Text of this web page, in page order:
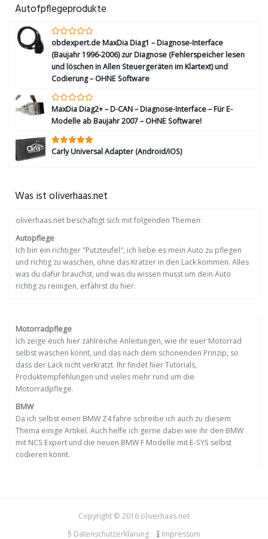
Autofpflegeprodukte
obdexpert.de MaxDia Diag1 – Diagnose-Interface
(Baujahr 1996-2006) zur Diagnose (Fehlerspeicher lesen
und löschen in Allen Steuergeräten im Klartext) und
Codierung – OHNE Software
MaxDia Diag2+ – D-CAN – Diagnose-Interface – Für E-
Modelle ab Baujahr 2007 – OHNE Software!
Carly Universal Adapter (Android/iOS)
Was ist oliverhaas.net
oliverhaas.net beschäftigt sich mit folgenden Themen:
Autopflege
Ich bin ein richtiger "Putzteufel", ich liebe es mein Auto zu pflegen
und richtig zu waschen, ohne das Kratzer in den Lack kommen. Alles
was du dafür brauchst, und was du wissen musst um dein Auto
richtig zu reinigen, erfährst du hier.
Motorradpflege
Ich zeige euch hier zahlreiche Anleitungen, wie ihr euer Motorrad
selbst waschen könnt, und das nach dem schonenden Prinzip, so
dass der Lack nicht verkratzt. Ihr findet hier Tutorials,
Produktempfehlungen und vieles mehr rund um die
Motorradpflege.
BMW
Da ich selbst einen BMW Z4 fahre schreibe ich auch zu diesem
Thema einige Artikel. Auch helfe ich gerne dabei wie ihr den BMW
mit NCS Expert und die neuen BMW F Modelle mit E-SYS selbst
codieren könnt.
Copyright © 2016 oliverhaas.net
§ Datenschutzerklärung
Impressum